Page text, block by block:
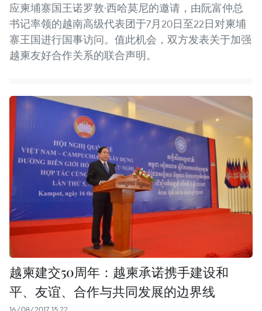
应柬埔寨国王诺罗敦·西哈莫尼的邀请，由阮富仲总
书记率领的越南高级代表团于7月20日至22日对柬埔
寨王国进行国事访问。值此机会，双方发表关于加强
越柬友好合作关系的联合声明。
越柬建交50周年：越柬承诺携手建设和
平、友谊、合作与共同发展的边界线